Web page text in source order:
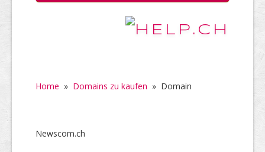
Home » Domains zu kaufen » Domain
Newscom.ch